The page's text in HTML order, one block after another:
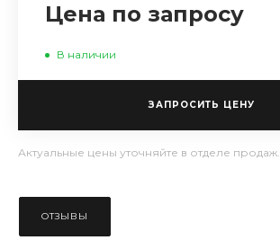
Цена по запросу
В наличии
ЗАПРОСИТЬ ЦЕНУ
Актуальные цены уточняйте в отделе продаж.
ОТЗЫВЫ